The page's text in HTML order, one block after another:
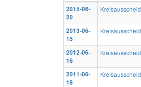
2015-06-
20
Kreisausscheid
2013-06-
15
Kreisausscheid
2012-06-
16
Kreisausscheid
2011-06-
18
Kreisausscheid